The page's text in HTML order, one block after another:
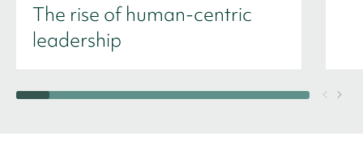
The rise of human-centric
leadership